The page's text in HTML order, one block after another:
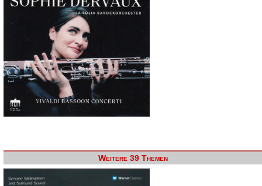
Weitere 39 Themen